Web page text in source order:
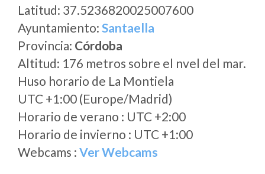
Latitud: 37.5236820025007600
Ayuntamiento: Santaella
Provincia: Córdoba
Altitud: 176 metros sobre el nvel del mar.
Huso horario de La Montiela
UTC +1:00 (Europe/Madrid)
Horario de verano : UTC +2:00
Horario de invierno : UTC +1:00
Webcams : Ver Webcams